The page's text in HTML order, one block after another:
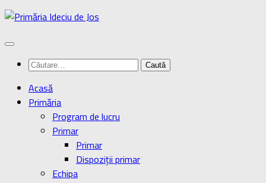
Skip
content
Caută
Acasă
Primăria
Program de lucru
Primar
Primar
Dispoziţii primar
Echipa